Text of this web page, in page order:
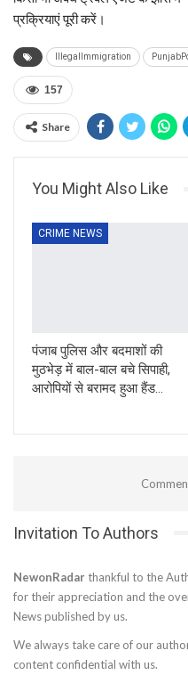
प्रक्रियाएं पूरी करें।
IllegalImmigration
157
Share
You Might Also Like
CRIME NEWS
पंजाब पुलिस और बदमाशों की
मुठभेड़ में बाल-बाल बचे सिपाही,
आरोपियों से बरामद हुआ हैंड…
Invitation To Authors
NewonRadar thankful to the
for their appreciation and the
News published by us.
We always take care of our
content confidential with us.